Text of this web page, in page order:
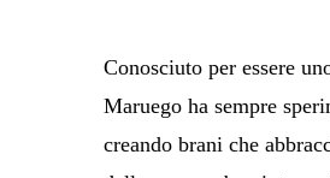
Conosciuto per essere
Maruego ha sempre
creando brani che